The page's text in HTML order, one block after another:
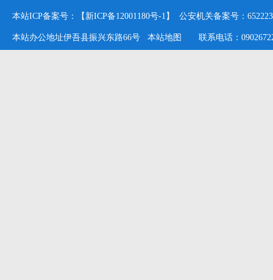
本站ICP备案号：【新ICP备12001180号-1】 公安机关备案号：
本站办公地址伊吾县振兴东路66号 本站地图 联系电话：